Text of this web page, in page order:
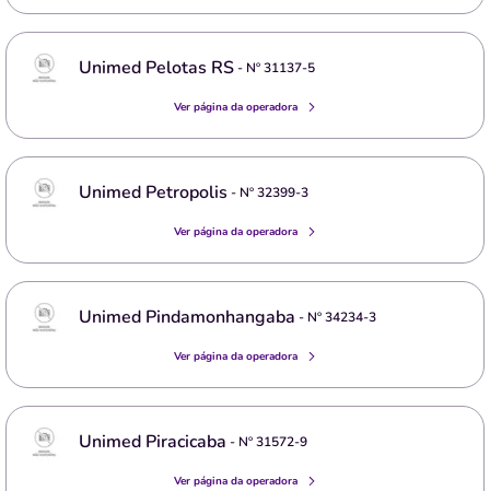
Unimed Pelotas RS- Nº31137-5
Ver página da operadora
Unimed Petropolis - Nº32399-3
Ver página da operadora
Unimed Pindamonhangaba - Nº34234-3
Ver página da operadora
Unimed Piracicaba - Nº31572-9
Ver página da operadora